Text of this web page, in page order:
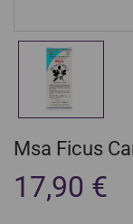
Msa Ficus
17,90 €